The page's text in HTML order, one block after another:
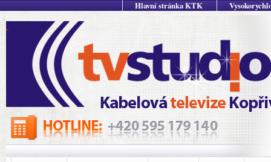
Hlavní stránka KTK